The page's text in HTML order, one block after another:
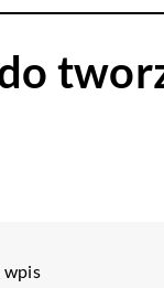
wpis